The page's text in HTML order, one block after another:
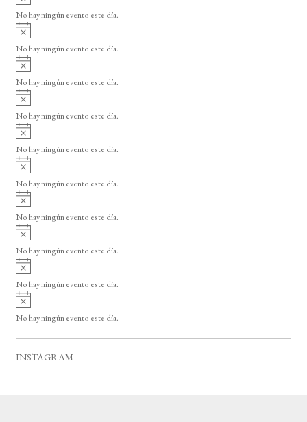
o
v
i
o
No hay ningún evento este día.
A
v
i
o
No hay ningún evento este día.
A
v
i
o
No hay ningún evento este día.
A
v
i
o
No hay ningún evento este día.
A
v
i
o
No hay ningún evento este día.
A
v
i
o
No hay ningún evento este día.
A
v
i
o
No hay ningún evento este día.
A
v
i
o
No hay ningún evento este día.
A
v
i
o
No hay ningún evento este día.
A
v
i
No hay ningún evento este día.
INSTAGRAM